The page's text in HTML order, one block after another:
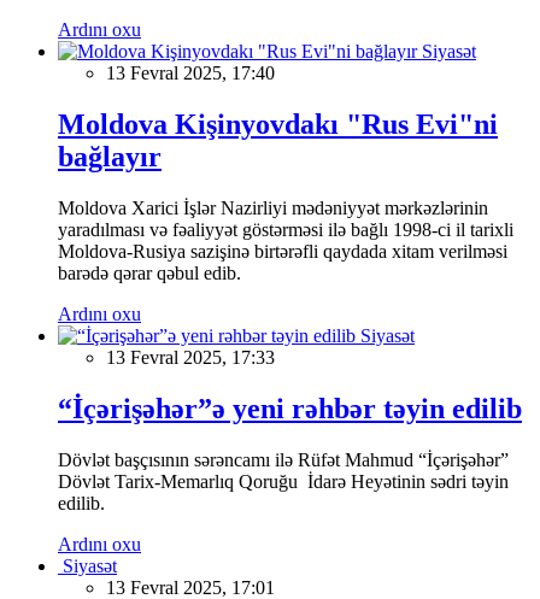
Ardını oxu
Siyasət
13 Fevral 2025, 17:40
Moldova Kişinyovdakı "Rus Evi"ni
bağlayır
Moldova Xarici İşlər Nazirliyi mədəniyyət mərkəzlərinin
yaradılması və fəaliyyət göstərməsi ilə bağlı 1998-ci il tarixli
Moldova-Rusiya sazişinə birtərəfli qaydada xitam verilməsi
barədə qərar qəbul edib.
Ardını oxu
Siyasət
13 Fevral 2025, 17:33
“İçərişəhər”ə yeni rəhbər təyin edilib
Dövlət başçısının sərəncamı ilə Rüfət Mahmud “İçərişəhər”
Dövlət Tarix-Memarlıq Qoruğu İdarə Heyətinin sədri təyin
edilib.
Ardını oxu
Siyasət
13 Fevral 2025, 17:01